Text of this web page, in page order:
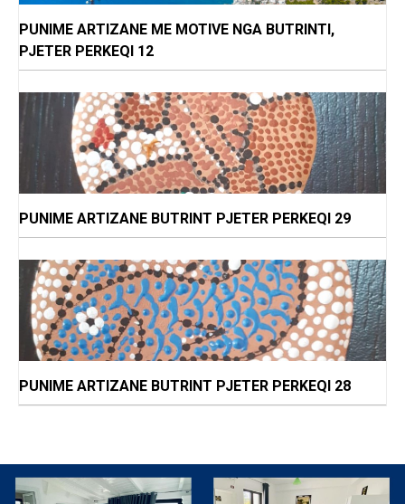
PUNIME ARTIZANE ME MOTIVE NGA BUTRINTI,
PJETER PERKEQI 12
PUNIME ARTIZANE BUTRINT PJETER PERKEQI 29
PUNIME ARTIZANE BUTRINT PJETER PERKEQI 28